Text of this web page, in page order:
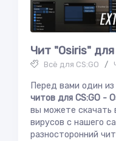
Чит "Osiris" для
Всё для CS:GO /
Перед вами один
читов для CS:GO -
вы можете скачать
вирусов с нашего
разносторонний